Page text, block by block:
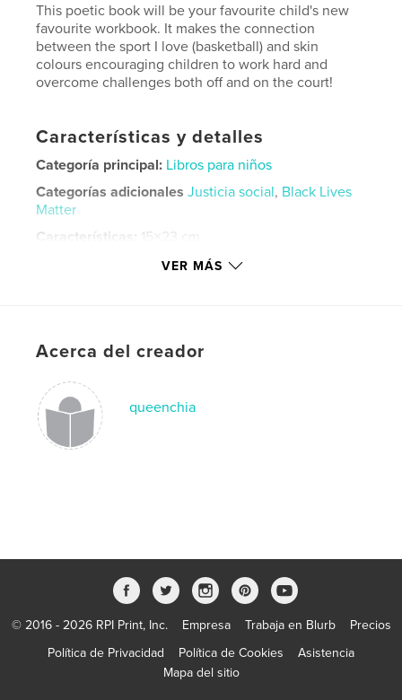
This poetic book will be your favourite child's new
favourite workbook. It makes the connection
between the sport I love (basketball) and skin
colours encouraging children to work hard and
overcome challenges both off and on the court!
Características y detalles
Categoría principal: Libros para niños
Categorías adicionales Justicia social, Black Lives
Matter
Características: 15×23 cm
IdiomaEnglish
Palabras clave
anti-racism educate
basketball
VER MÁS
Acerca del creador
queenchia
© 2016 - 2026 RPI Print, Inc. Empresa Trabaja en Blurb
Precios
Política de Privacidad
Política de Cookies
Asistencia
Mapa del sitio